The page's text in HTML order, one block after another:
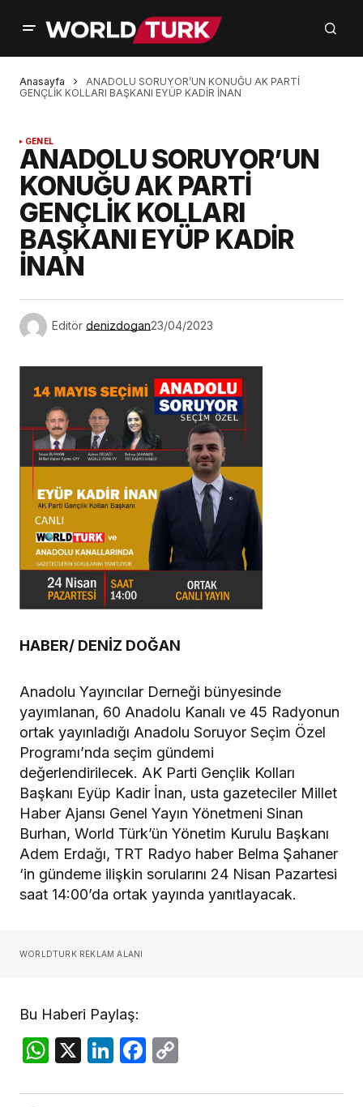
Anasayfa
ANADOLU SORUYOR’UN KONUĞU AK PARTİ
GENÇLİK KOLLARI BAŞKANI EYÜP KADİR İNAN
GENEL
ANADOLU SORUYOR’UN
KONUĞU AK PARTİ
GENÇLİK KOLLARI
BAŞKANI EYÜP KADİR
İNAN
Editör denizdogan23/04/2023
HABER/ DENİZ DOĞAN
Anadolu Yayıncılar Derneği bünyesinde
yayımlanan, 60 Anadolu Kanalı ve 45 Radyonun
ortak yayınladığı Anadolu Soruyor Seçim Özel
Programı’nda seçim gündemi
değerlendirilecek. AK Parti Gençlik Kolları
Başkanı Eyüp Kadir İnan, usta gazeteciler Millet
Haber Ajansı Genel Yayın Yönetmeni Sinan
Burhan, World Türk’ün Yönetim Kurulu Başkanı
Adem Erdağı, TRT Radyo haber Belma Şahaner
‘in gündeme ilişkin sorularını 24 Nisan Pazartesi
saat 14:00’da ortak yayında yanıtlayacak.
WORLDTURK REKLAM ALANI
Bu Haberi Paylaş:
WhatsApp
X LinkedIn
Facebook